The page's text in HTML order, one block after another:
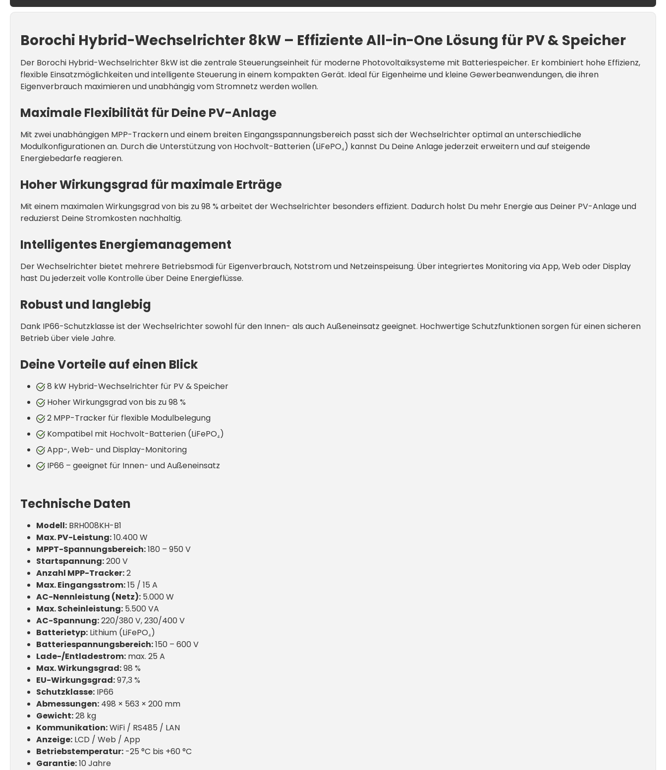
Borochi Hybrid-Wechselrichter 8kW – Effiziente All-in-One Lösung für PV & Speicher
Der Borochi Hybrid-Wechselrichter 8kW ist die zentrale Steuerungseinheit für moderne Photovoltaiksysteme mit Batteriespeicher. Er kombiniert hohe Effizienz,
flexible Einsatzmöglichkeiten und intelligente Steuerung in einem kompakten Gerät. Ideal für Eigenheime und kleine Gewerbeanwendungen, die ihren
Eigenverbrauch maximieren und unabhängig vom Stromnetz werden wollen.
Maximale Flexibilität für Deine PV-Anlage
Mit zwei unabhängigen MPP-Trackern und einem breiten Eingangsspannungsbereich passt sich der Wechselrichter optimal an unterschiedliche
Modulkonfigurationen an. Durch die Unterstützung von Hochvolt-Batterien (LiFePO₄) kannst Du Deine Anlage jederzeit erweitern und auf steigende
Energiebedarfe reagieren.
Hoher Wirkungsgrad für maximale Erträge
Mit einem maximalen Wirkungsgrad von bis zu 98 % arbeitet der Wechselrichter besonders effizient. Dadurch holst Du mehr Energie aus Deiner PV-Anlage und
reduzierst Deine Stromkosten nachhaltig.
Intelligentes Energiemanagement
Der Wechselrichter bietet mehrere Betriebsmodi für Eigenverbrauch, Notstrom und Netzeinspeisung. Über integriertes Monitoring via App, Web oder Display
hast Du jederzeit volle Kontrolle über Deine Energieflüsse.
Robust und langlebig
Dank IP66-Schutzklasse ist der Wechselrichter sowohl für den Innen- als auch Außeneinsatz geeignet. Hochwertige Schutzfunktionen sorgen für einen sicheren
Betrieb über viele Jahre.
Deine Vorteile auf einen Blick
8 kW Hybrid-Wechselrichter für PV & Speicher
Hoher Wirkungsgrad von bis zu 98 %
2 MPP-Tracker für flexible Modulbelegung
Kompatibel mit Hochvolt-Batterien (LiFePO₄)
App-, Web- und Display-Monitoring
IP66 – geeignet für Innen- und Außeneinsatz
Technische Daten
Modell: BRH008KH-B1
Max. PV-Leistung:10.400 W
MPPT-Spannungsbereich:180 – 950 V
Startspannung:200 V
Anzahl MPP-Tracker:2
Max. Eingangsstrom:15 / 15 A
AC-Nennleistung (Netz): 5.000 W
Max. Scheinleistung: 5.500 VA
AC-Spannung:220/380 V, 230/400 V
Batterietyp: Lithium (LiFePO₄)
Batteriespannungsbereich:150 – 600 V
Lade-/Entladestrom: max. 25 A
Max. Wirkungsgrad:98 %
EU-Wirkungsgrad:97,3 %
Schutzklasse: IP66
Abmessungen: 498 × 563 × 200 mm
Gewicht:28 kg
Kommunikation:WiFi / RS485 / LAN
Anzeige: LCD / Web / App
Betriebstemperatur: -25 °C bis +60 °C
Garantie:10 Jahre